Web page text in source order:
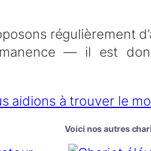
régulièrement
— il est
aidions à trouver le
Voici nos autres